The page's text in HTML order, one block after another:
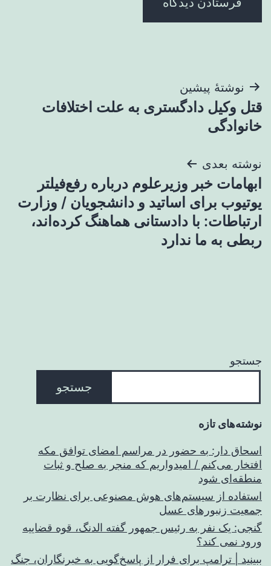
راهبری
نوشته
نوشتهٔ پیشین
قتل وکیل دادگستری به علت اختلافات
خانوادگی
نوشته بعدی
ابهامات خبر وزیرعلوم درباره رفع‌فیلتر
یوتیوب برای اساتید و دانشجویان / وزارت
ارتباطات: با دادستانی هماهنگ کرده‌اند،
ربطی به ما ندارد
جستجو
جستجو
نوشته‌های تازه
اسحاق‌ دار: به حضور در مراسم امضای توافق مکه
افتخار می‌کنم / امیدواریم که منجر به صلح و ثبات
منطقه‌ای شود
استفاده از سیستم‌های هوش مصنوعی برای نظارت بر
جمعیت زنبورهای عسل
گنجی: یک نفر به رئیس جمهور گفته الدنگ، قوه قضاییه
ورود نمی کند؟
ببینید | ترامپ برای فرار از پاسخ‌گویی به خبرنگاران، جنگ